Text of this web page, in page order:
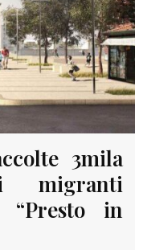
3mila
“Presto in